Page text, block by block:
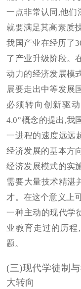
一点非常认同,他们
就要满足其高素质
我国产业在经历了
了产业升级阶段。
动力的经济发展模
展要走出中等发展
必须转向创新驱
4.0”概念的提出,我
一进程的速度远远
经济发展的基本方
经济发展模式的实
需要大量技术精湛
才。在这个意义上
一种主动的现代学
业教育走过的历
题。
(三)现代学徒制
大转向